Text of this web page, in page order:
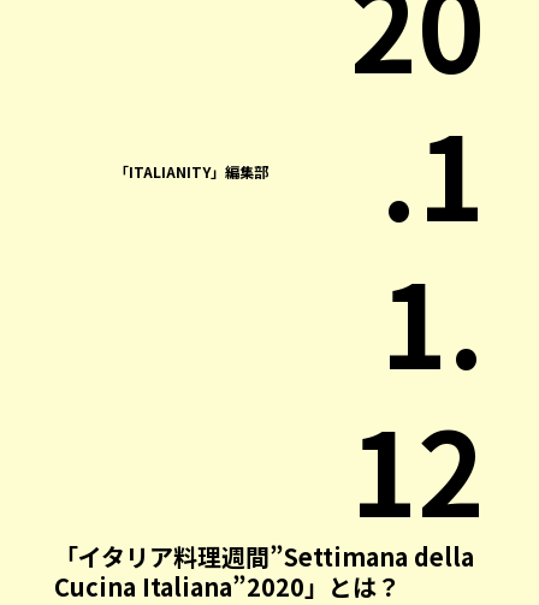
「ITALIANITY」編集部
.1
1.
12
「イタリア料理週間”Settimana della
Cucina Italiana”2020」とは？